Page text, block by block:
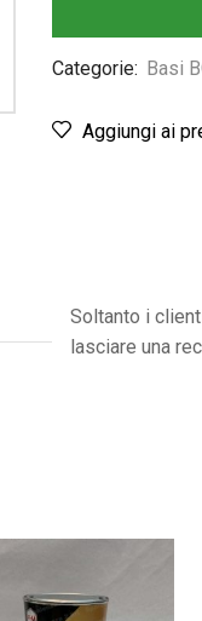
Categorie: Basi
Aggiungi ai
Soltanto i
lasciare una